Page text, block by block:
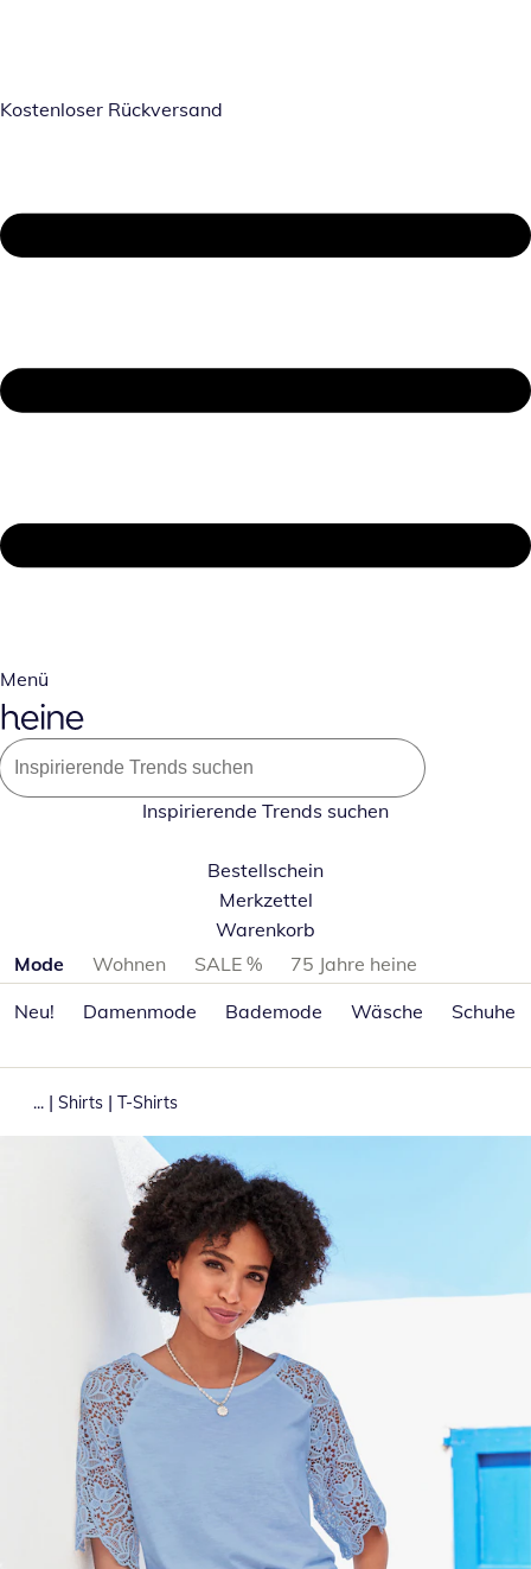
Kostenloser Rückversand
Menü
Inspirierende Trends suchen
Bestellschein
Merkzettel
Warenkorb
Produktkategorien überspringen
Mode Wohnen SALE %
75 Jahre heine
Neu!
Damenmode Bademode Wäsche Schuhe
... | Shirts | T-Shirts